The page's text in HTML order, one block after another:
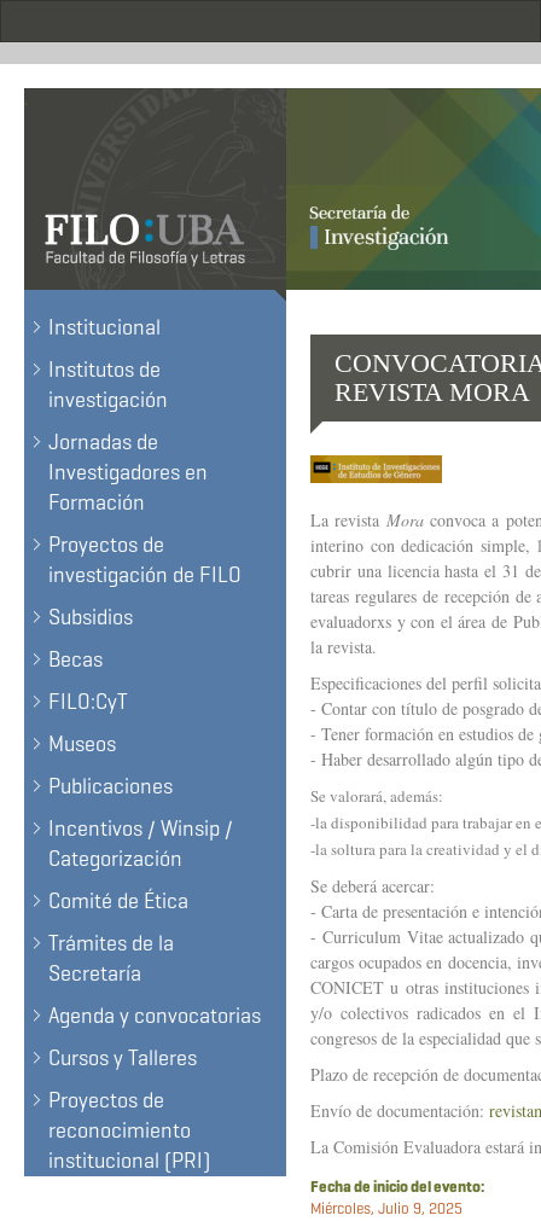
.
Institucional
Institutos de
investigación
Jornadas de
Investigadores en
Formación
Proyectos de
investigación de FILO
Subsidios
Becas
FILO:CyT
Museos
Publicaciones
Incentivos / Winsip /
Categorización
Comité de Ética
Trámites de la
Secretaría
Agenda y convocatorias
Cursos y Talleres
Proyectos de
reconocimiento
institucional (PRI)
REVISTA MORA
La revista Moraconvoca a
interino con dedicación simple,
cubrir una licencia hasta el 31
tareas regulares de recepción
evaluadorxs y con el área de
la revista.
Especificaciones del perfil
- Contar con título de posgrado
- Tener formación en estudios de
- Haber desarrollado algún tipo
Se valorará, además:
-la disponibilidad para trabajar en
-la soltura para la creatividad y el
Se deberá acercar:
- Carta de presentación e
- Curriculum Vitae actualizado
cargos ocupados en docencia,
CONICET u otras instituciones
y/o colectivos radicados en el
congresos de la especialidad
Plazo de recepción de
Envío de documentación:
La Comisión Evaluadora estará
Fecha de inicio del evento:
Miércoles, Julio 9, 2025